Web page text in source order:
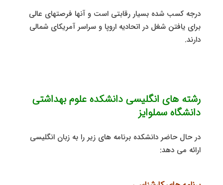
درجه کسب شده بسیار رقابتی است و آنها فرصتهای عالی
برای یافتن شغل در اتحادیه اروپا و سراسر آمریکای شمالی
دارند.
رشته های انگلیسی دانشکده علوم بهداشتی
دانشگاه سملوایز
در حال حاضر دانشکده برنامه های زیر را به زبان انگلیسی
ارائه می دهد: